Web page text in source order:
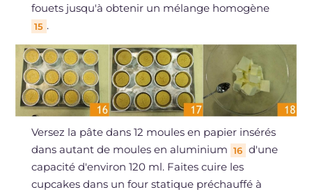
fouets jusqu'à obtenir un mélange homogène
15 .
Versez la pâte dans 12 moules en papier insérés
dans autant de moules en aluminium 16 d'une
capacité d'environ 120 ml. Faites cuire les
cupcakes dans un four statique préchauffé à